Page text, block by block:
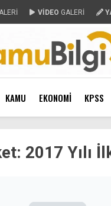
VİDEO GALERİ
KAMU EKONOMİ KPSS
2017 Yılı